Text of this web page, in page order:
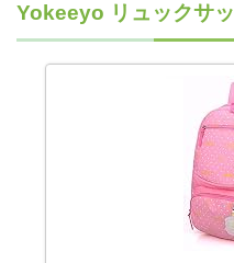
Yokeeyo リュックサ